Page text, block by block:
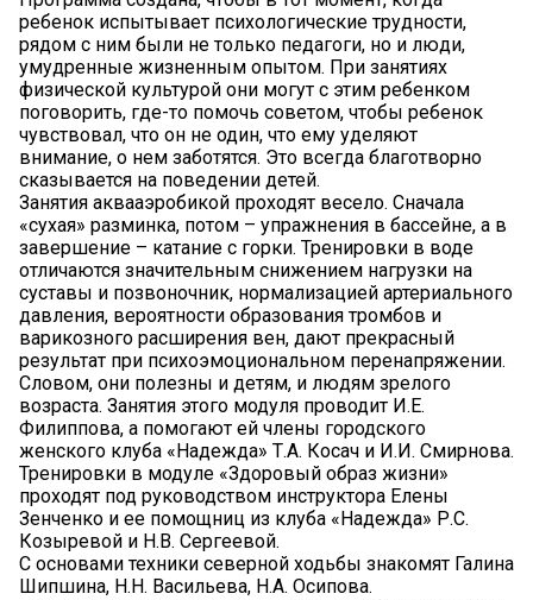
ребенок испытывает психологические трудности,
рядом с ним были не только педагоги, но и люди,
умудренные жизненным опытом. При занятиях
физической культурой они могут с этим ребенком
поговорить, где-то помочь советом, чтобы ребенок
чувствовал, что он не один, что ему уделяют
внимание, о нем заботятся. Это всегда благотворно
сказывается на поведении детей.
Занятия аквааэробикой проходят весело. Сначала
«сухая» разминка, потом – упражнения в бассейне, а в
завершение – катание с горки. Тренировки в воде
отличаются значительным снижением нагрузки на
суставы и позвоночник, нормализацией артериального
давления, вероятности образования тромбов и
варикозного расширения вен, дают прекрасный
результат при психоэмоциональном перенапряжении.
Словом, они полезны и детям, и людям зрелого
возраста. Занятия этого модуля проводит И.Е.
Филиппова, а помогают ей члены городского
женского клуба «Надежда» Т.А. Косач и И.И. Смирнова.
Тренировки в модуле «Здоровый образ жизни»
проходят под руководством инструктора Елены
Зенченко и ее помощниц из клуба «Надежда» Р.С.
Козыревой и Н.В. Сергеевой.
С основами техники северной ходьбы знакомят Галина
Шипшина, Н.Н. Васильева, Н.А. Осипова.